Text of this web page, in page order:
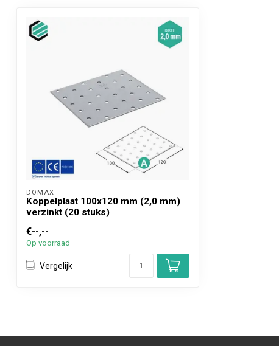
DOMAX
Koppelplaat 100x120 mm (2,0 mm)
verzinkt (20 stuks)
€--,--
Op voorraad
Vergelijk